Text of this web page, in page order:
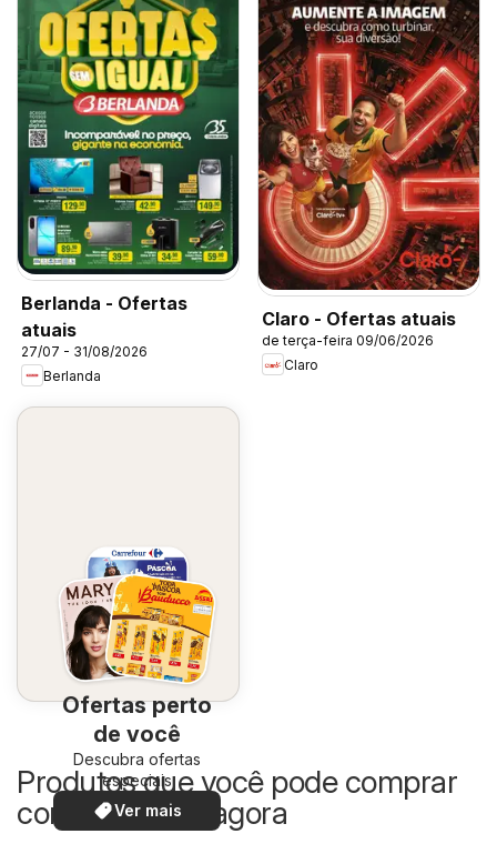
Berlanda - Ofertas
atuais
27/07 - 31/08/2026
Berlanda
Claro - Ofertas atuais
de terça-feira 09/06/2026
Claro
Ofertas perto
de você
Descubra ofertas
especiais
Ver mais
Produtos que você pode comprar
com desconto agora